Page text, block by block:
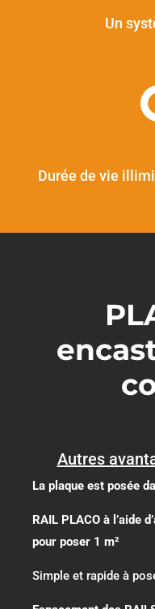
Un
Durée de vie
Autres
La plaque est posée
RAIL PLACO à l’aide
pour poser 1 m²
Simple et rapide à